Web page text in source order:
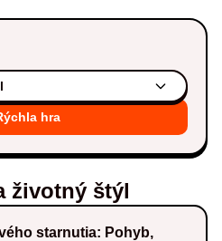
hra
životný štýl
starnutia: Pohyb,